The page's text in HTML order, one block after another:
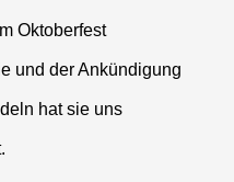
Oktoberfest
und der Ankündigung
hat sie uns